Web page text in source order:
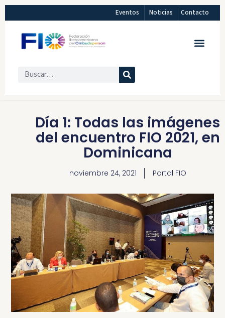
Eventos Noticias Contacto
Día 1: Todas las imágenes
del encuentro FIO 2021, en
Dominicana
noviembre 24, 2021 Portal FIO